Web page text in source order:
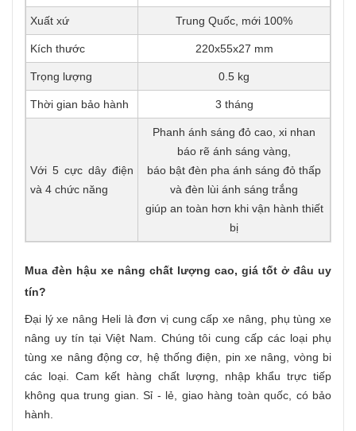
Xuất xứ Trung Quốc, mới 100%
Kích thước 220x55x27 mm
Trọng lượng 0.5 kg
Thời gian bảo hành 3 tháng
Với 5 cực dây điện
và 4 chức năng
Phanh ánh sáng đỏ cao, xi nhan
báo rẽ ánh sáng vàng,
báo bật đèn pha ánh sáng đỏ thấp
và đèn lùi ánh sáng trắng
giúp an toàn hơn khi vận hành thiết
bị
Mua đèn hậu xe nâng chất lượng cao, giá tốt ở đâu uy
tín?
Đại lý xe nâng Heli là đơn vị cung cấp xe nâng, phụ tùng xe
nâng uy tín tại Việt Nam. Chúng tôi cung cấp các loại phụ
tùng xe nâng động cơ, hệ thống điện, pin xe nâng, vòng bi
các loại. Cam kết hàng chất lượng, nhập khẩu trực tiếp
không qua trung gian. Sỉ - lẻ, giao hàng toàn quốc, có bảo
hành.